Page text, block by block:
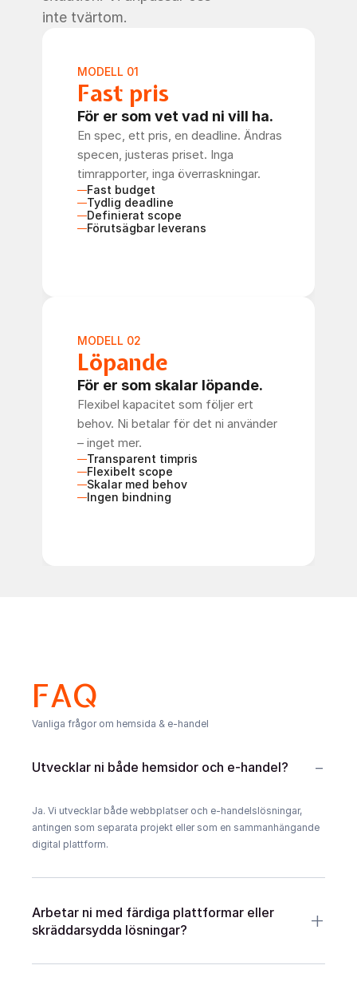
inte tvärtom.
MODELL 01
Fast pris
För er som vet vad ni vill ha.
En spec, ett pris, en deadline. Ändras
specen, justeras priset. Inga
timrapporter, inga överraskningar.
Fast budget
Tydlig deadline
Definierat scope
Förutsägbar leverans
MODELL 02
Löpande
För er som skalar löpande.
Flexibel kapacitet som följer ert
behov. Ni betalar för det ni använder
– inget mer.
Transparent timpris
Flexibelt scope
Skalar med behov
Ingen bindning
FAQ
Vanliga frågor om hemsida & e-handel
Utvecklar ni både hemsidor och e-handel? -
Ja. Vi utvecklar både webbplatser och e-handelslösningar,
antingen som separata projekt eller som en sammanhängande
digital plattform.
Arbetar ni med färdiga plattformar eller
skräddarsydda lösningar?
+